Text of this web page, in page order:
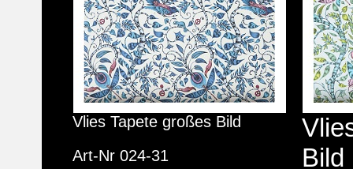
Vlies Tapete großes Bild
Art-Nr 024-31
Bild